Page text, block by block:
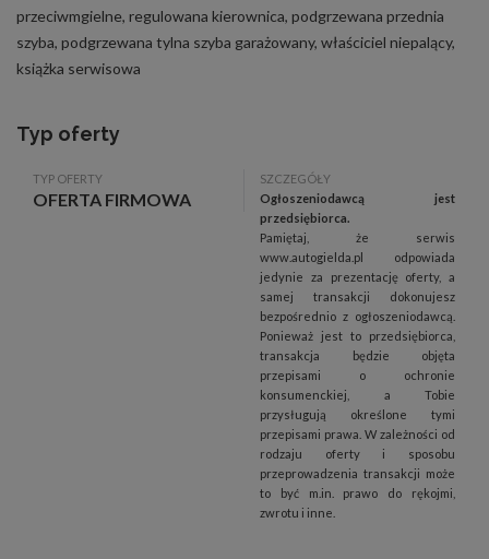
przeciwmgielne, regulowana kierownica, podgrzewana przednia
szyba, podgrzewana tylna szyba garażowany, właściciel niepalący,
książka serwisowa
Typ oferty
TYP OFERTY
OFERTA FIRMOWA
SZCZEGÓŁY
Ogłoszeniodawcą jest
przedsiębiorca.
Pamiętaj, że serwis
www.autogielda.pl odpowiada
jedynie za prezentację oferty, a
samej transakcji dokonujesz
bezpośrednio z ogłoszeniodawcą.
Ponieważ jest to przedsiębiorca,
transakcja będzie objęta
przepisami o ochronie
konsumenckiej, a Tobie
przysługują określone tymi
przepisami prawa. W zależności od
rodzaju oferty i sposobu
przeprowadzenia transakcji może
to być m.in. prawo do rękojmi,
zwrotu i inne.